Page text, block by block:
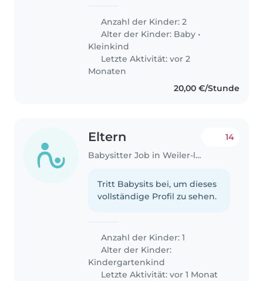
Anzahl der Kinder: 2
Alter der Kinder: Baby •
Kleinkind
Letzte Aktivität: vor 2
Monaten
20,00 €/Stunde
Eltern
Babysitter Job in Weiler-la-Tour
14
Tritt Babysits bei, um dieses
vollständige Profil zu sehen.
Anzahl der Kinder: 1
Alter der Kinder:
Kindergartenkind
Letzte Aktivität: vor 1 Monat